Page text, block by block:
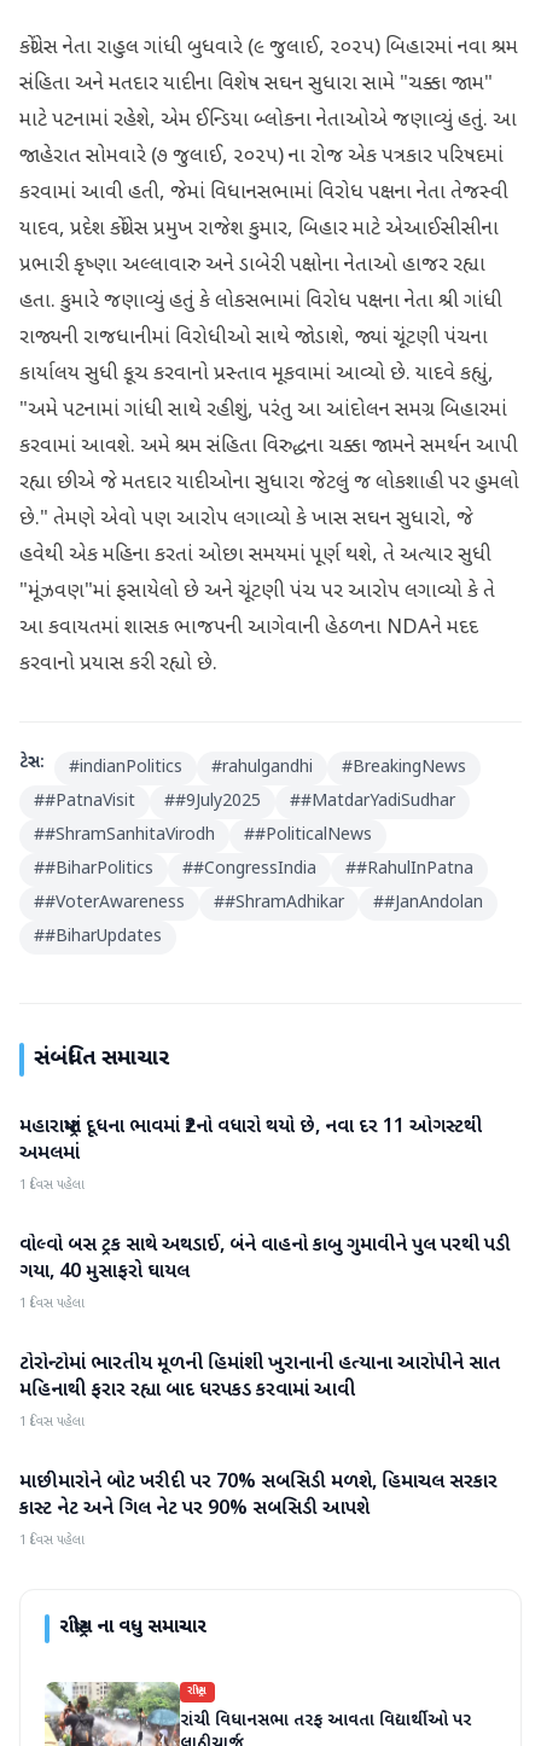
કોંગ્રેસ નેતા રાહુલ ગાંધી બુધવારે (૯ જુલાઈ, ૨૦૨૫) બિહારમાં નવા શ્રમ
સંહિતા અને મતદાર યાદીના વિશેષ સઘન સુધારા સામે "ચક્કા જામ"
માટે પટનામાં રહેશે, એમ ઈન્ડિયા બ્લોકના નેતાઓએ જણાવ્યું હતું. આ
જાહેરાત સોમવારે (૭ જુલાઈ, ૨૦૨૫) ના રોજ એક પત્રકાર પરિષદમાં
કરવામાં આવી હતી, જેમાં વિધાનસભામાં વિરોધ પક્ષના નેતા તેજસ્વી
યાદવ, પ્રદેશ કોંગ્રેસ પ્રમુખ રાજેશ કુમાર, બિહાર માટે એઆઈસીસીના
પ્રભારી કૃષ્ણા અલ્લાવારુ અને ડાબેરી પક્ષોના નેતાઓ હાજર રહ્યા
હતા. કુમારે જણાવ્યું હતું કે લોકસભામાં વિરોધ પક્ષના નેતા શ્રી ગાંધી
રાજ્યની રાજધાનીમાં વિરોધીઓ સાથે જોડાશે, જ્યાં ચૂંટણી પંચના
કાર્યાલય સુધી કૂચ કરવાનો પ્રસ્તાવ મૂકવામાં આવ્યો છે. યાદવે કહ્યું,
"અમે પટનામાં ગાંધી સાથે રહીશું, પરંતુ આ આંદોલન સમગ્ર બિહારમાં
કરવામાં આવશે. અમે શ્રમ સંહિતા વિરુદ્ધના ચક્કા જામને સમર્થન આપી
રહ્યા છીએ જે મતદાર યાદીઓના સુધારા જેટલું જ લોકશાહી પર હુમલો
છે." તેમણે એવો પણ આરોપ લગાવ્યો કે ખાસ સઘન સુધારો, જે
હવેથી એક મહિના કરતાં ઓછા સમયમાં પૂર્ણ થશે, તે અત્યાર સુધી
"મૂંઝવણ"માં ફસાયેલો છે અને ચૂંટણી પંચ પર આરોપ લગાવ્યો કે તે
આ કવાયતમાં શાસક ભાજપની આગેવાની હેઠળના NDAને મદદ
કરવાનો પ્રયાસ કરી રહ્યો છે.
ટેગ્સ: #indianPolitics #rahulgandhi #BreakingNews
##PatnaVisit ##9July2025 ##MatdarYadiSudhar
##ShramSanhitaVirodh ##PoliticalNews
##BiharPolitics ##CongressIndia ##RahulInPatna
##VoterAwareness ##ShramAdhikar ##JanAndolan
##BiharUpdates
સંબંધિત સમાચાર
રાષ્ટ્રીય
મહારાષ્ટ્રમાં દૂધના ભાવમાં ₹2નો વધારો થયો છે, નવા દર 11 ઓગસ્ટથી
અમલમાં
1 દિવસ પહેલા
રાષ્ટ્રીય
વોલ્વો બસ ટ્રક સાથે અથડાઈ, બંને વાહનો કાબુ ગુમાવીને પુલ પરથી પડી
ગયા, 40 મુસાફરો ઘાયલ
1 દિવસ પહેલા
રાષ્ટ્રીય
ટોરોન્ટોમાં ભારતીય મૂળની હિમાંશી ખુરાનાની હત્યાના આરોપીને સાત
મહિનાથી ફરાર રહ્યા બાદ ધરપકડ કરવામાં આવી
1 દિવસ પહેલા
રાષ્ટ્રીય
માછીમારોને બોટ ખરીદી પર 70% સબસિડી મળશે, હિમાચલ સરકાર
કાસ્ટ નેટ અને ગિલ નેટ પર 90% સબસિડી આપશે
1 દિવસ પહેલા
રાષ્ટ્રીયના વધુ સમાચાર
રાષ્ટ્રીય
રાંચી વિધાનસભા તરફ આવતા વિદ્યાર્થીઓ પર